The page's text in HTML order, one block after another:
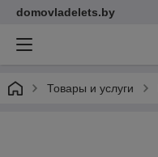
domovladelets.by
Товары и услуги